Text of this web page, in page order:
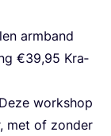
arm­band
€39,95 Kra­
Deze work­shop
met of zon­der